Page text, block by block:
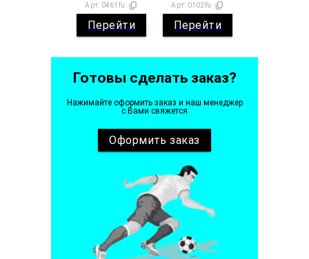
Арт: 0461fu
Перейти
Арт: 0102fu
Перейти
Готовы сделать заказ?
Нажимайте оформить заказ и наш менеджер
с Вами свяжется
Оформить заказ